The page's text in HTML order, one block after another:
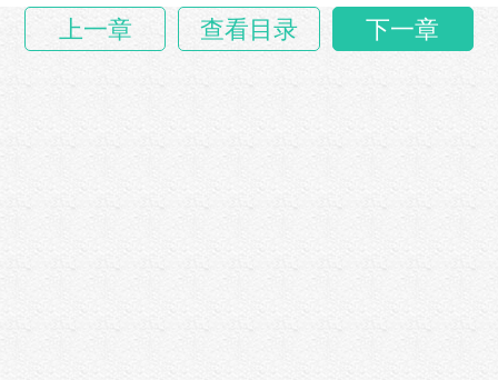
上一章 查看目录 下一章